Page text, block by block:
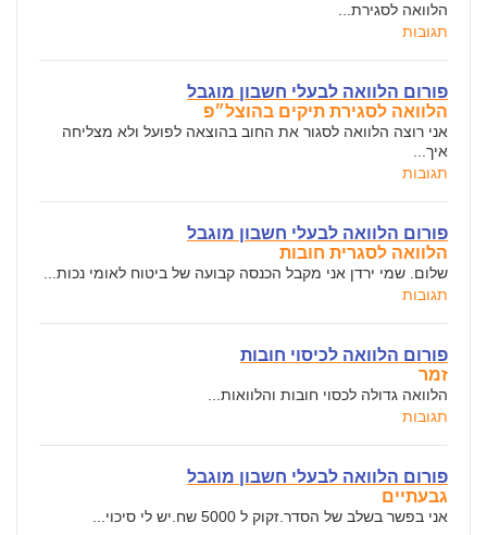
הלוואה לסגירת...
תגובות
פורום הלוואה לבעלי חשבון מוגבל
הלוואה לסגירת תיקים בהוצל״פ
אני רוצה הלוואה לסגור את החוב בהוצאה לפועל ולא מצליחה
איך...
תגובות
פורום הלוואה לבעלי חשבון מוגבל
הלוואה לסגרית חובות
שלום. שמי ירדן אני מקבל הכנסה קבועה של ביטוח לאומי נכות...
תגובות
פורום הלוואה לכיסוי חובות
זמר
הלוואה גדולה לכסוי חובות והלוואות...
תגובות
פורום הלוואה לבעלי חשבון מוגבל
גבעתיים
אני בפשר בשלב של הסדר.זקוק ל 5000 שח.יש לי סיכוי...